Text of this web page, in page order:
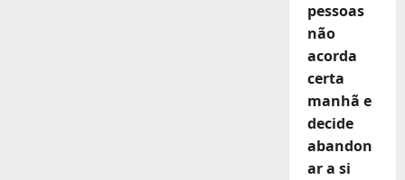
pessoas
não
acorda
certa
manhã e
decide
abandon
ar a si